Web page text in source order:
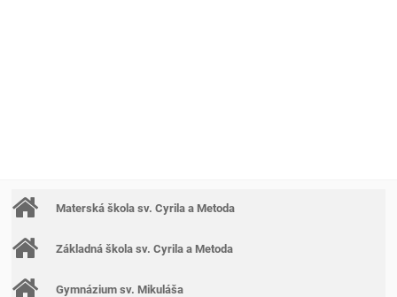
Materská škola sv. Cyrila a Metoda
Základná škola sv. Cyrila a Metoda
Gymnázium sv. Mikuláša